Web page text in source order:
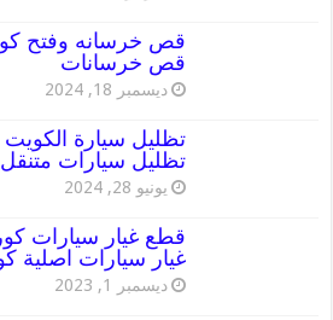
قص خرسانات
ديسمبر 18, 2024
تظليل سيارات
يونيو 28, 2024
غيار سيارات اصلية
ديسمبر 1, 2023